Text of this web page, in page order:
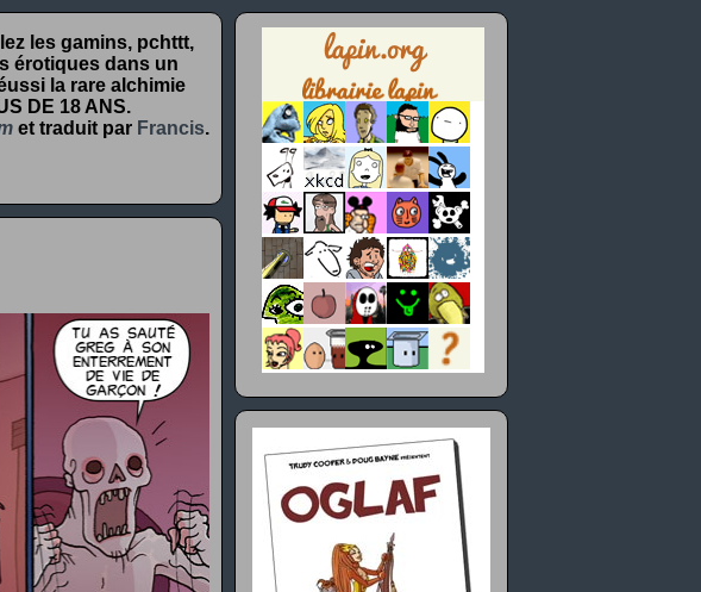
les gamins, pchttt,
érotiques dans un
la rare alchimie
DE 18 ANS.
et traduit par Francis.